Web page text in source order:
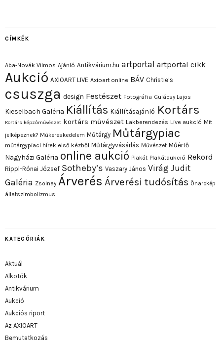
CÍMKÉK
Aba-Novák Vilmos Ajánló Antikvárium.hu artportal artportal cikk
Aukció AXIOART LIVE Axioart online BÁV Christie’s
csuszga design Festészet Fotográfia Gulácsy Lajos
Kieselbach Galéria Kiállítás Kiállításajánló Kortárs
Kortárs képzőművészet kortárs művészet Lakberendezés Live aukció Mit
jelképeznek? Műkereskedelem Műtárgy Műtárgypiac
műtárgypiaci hírek első kézből Műtárgyvásárlás Művészet Műértő
Nagyházi Galéria online aukció Plakát Plakátaukció Rekord
Rippl-Rónai József Sotheby’s Vaszary János Virág Judit
Galéria Zsolnay Árverés Árverési tudósítás Önarckép
állatszimbolizmus
KATEGÓRIÁK
Aktuál
Alkotók
Antikvárium
Aukció
Aukciós riport
Az AXIOART
Bemutatkozás